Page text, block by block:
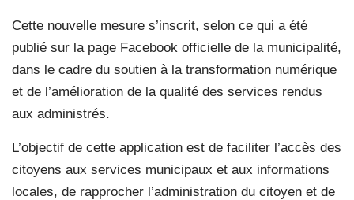
Cette nouvelle mesure s’inscrit, selon ce qui a été
publié sur la page Facebook officielle de la municipalité,
dans le cadre du soutien à la transformation numérique
et de l’amélioration de la qualité des services rendus
aux administrés.
L’objectif de cette application est de faciliter l’accès des
citoyens aux services municipaux et aux informations
locales, de rapprocher l’administration du citoyen et de